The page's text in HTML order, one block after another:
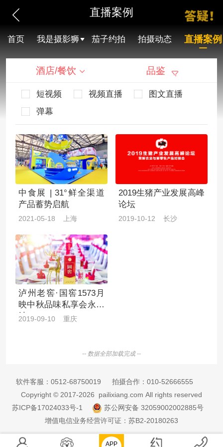
直播案例
首页 我是摄影狮 茄子约拍 拍摄动态 直播案例
酒店/餐饮 品鉴
短视频 视频直播
图文直播
弹幕
中食展 | 31°鲜全渠道
产品蓄势启航
2021-05-18 上海
2019生猪产业发展高峰
论坛
2019-10-12 长沙
泸州老窖·国窖1573月
映中秋品味私享会永川
站
2019-09-10 重庆
-- 数据全部加载完成 --
软件客服： 0512-68750019 拍摄合作： 010-52666555
Copyright © 2017-2026 pailixiang.com All rights reserved
苏ICP备17024033号-1
苏公网安备 32059002002885号
增值电信业务经营许可证：苏B2-20180263
APP